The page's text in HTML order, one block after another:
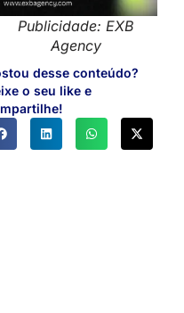
Publicidade: EXB
Agency
desse conteúdo?
o seu like e